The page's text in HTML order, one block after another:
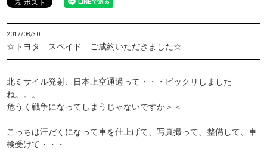
2017/08/30
☆トヨタ スペイド ご成約いただきました☆
北ミサイル発射、日本上空通過って・・・ビックリしました
ね。。。
危うく戦争になってしまうじゃないですか＞＜
こっちは汗だくになって車を仕上げて、写真撮って、整備して、車
検受けて・・・